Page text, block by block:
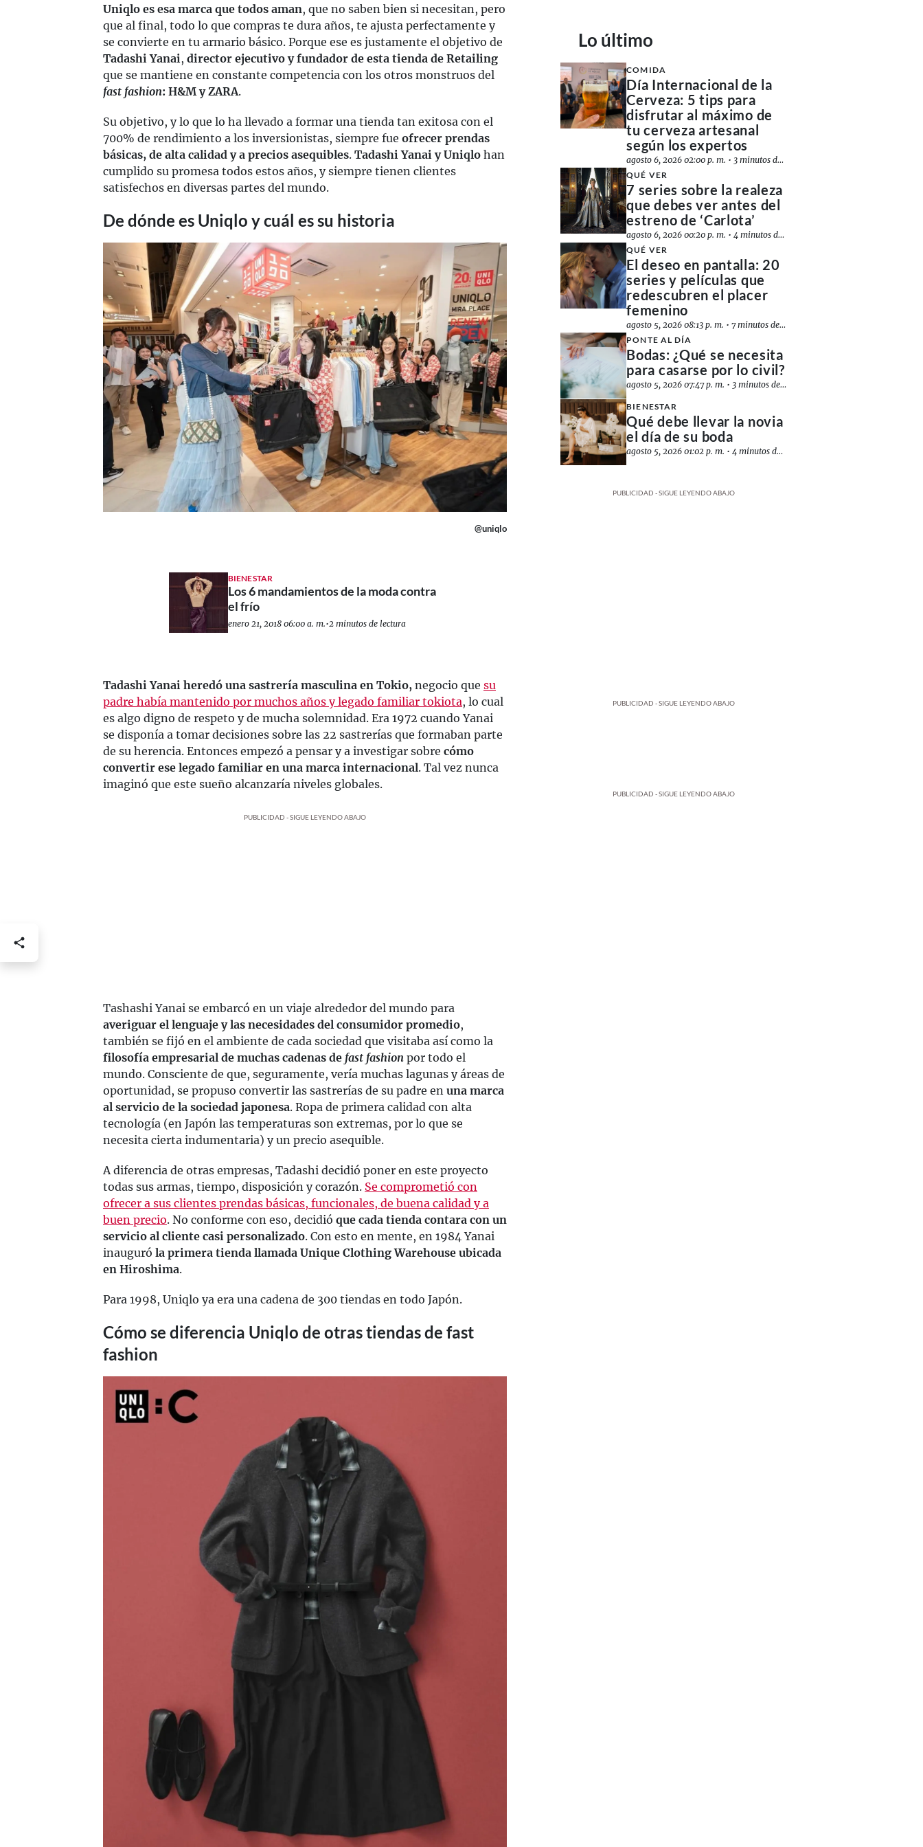
Uniqlo es esa marca que todos aman, que no saben bien si necesitan, pero
que al final, todo lo que compras te dura años, te ajusta perfectamente y
se convierte en tu armario básico. Porque ese es justamente el objetivo de
Tadashi Yanai, director ejecutivo y fundador de esta tienda de Retailing
que se mantiene en constante competencia con los otros monstruos del
fast fashion: H&M y ZARA.
Su objetivo, y lo que lo ha llevado a formar una tienda tan exitosa con el
700% de rendimiento a los inversionistas, siempre fue ofrecer prendas
básicas, de alta calidad y a precios asequibles. Tadashi Yanai y Uniqlo han
cumplido su promesa todos estos años, y siempre tienen clientes
satisfechos en diversas partes del mundo.
De dónde es Uniqlo y cuál es su historia
@uniqlo
BIENESTAR
Los 6 mandamientos de la moda contra
el frío
enero 21, 2018 06:00 a. m.•2 minutos de lectura
Tadashi Yanai heredó una sastrería masculina en Tokio, negocio que su
padre había mantenido por muchos años y legado familiar tokiota, lo cual
es algo digno de respeto y de mucha solemnidad. Era 1972 cuando Yanai
se disponía a tomar decisiones sobre las 22 sastrerías que formaban parte
de su herencia. Entonces empezó a pensar y a investigar sobre cómo
convertir ese legado familiar en una marca internacional. Tal vez nunca
imaginó que este sueño alcanzaría niveles globales.
PUBLICIDAD - SIGUE LEYENDO ABAJO
Tashashi Yanai se embarcó en un viaje alrededor del mundo para
averiguar el lenguaje y las necesidades del consumidor promedio,
también se fijó en el ambiente de cada sociedad que visitaba así como la
filosofía empresarial de muchas cadenas de fast fashion por todo el
mundo. Consciente de que, seguramente, vería muchas lagunas y áreas de
oportunidad, se propuso convertir las sastrerías de su padre en una marca
al servicio de la sociedad japonesa. Ropa de primera calidad con alta
tecnología (en Japón las temperaturas son extremas, por lo que se
necesita cierta indumentaria) y un precio asequible.
A diferencia de otras empresas, Tadashi decidió poner en este proyecto
todas sus armas, tiempo, disposición y corazón. Se comprometió con
ofrecer a sus clientes prendas básicas, funcionales, de buena calidad y a
buen precio. No conforme con eso, decidió que cada tienda contara con un
servicio al cliente casi personalizado. Con esto en mente, en 1984 Yanai
inauguró la primera tienda llamada Unique Clothing Warehouse ubicada
en Hiroshima.
Para 1998, Uniqlo ya era una cadena de 300 tiendas en todo Japón.
Cómo se diferencia Uniqlo de otras tiendas de fast
fashion
Lo último
COMIDA
Día Internacional de la
Cerveza: 5 tips para
disfrutar al máximo de
tu cerveza artesanal
según los expertos
agosto 6, 2026 02:00 p. m. • 3 minutos de lectura
QUÉ VER
7 series sobre la realeza
que debes ver antes del
estreno de ‘Carlota’
agosto 6, 2026 00:20 p. m. •4 minutos de lectura
QUÉ VER
El deseo en pantalla: 20
series y películas que
redescubren el placer
femenino
agosto 5, 2026 08:13 p. m. •7 minutos de lectura
PONTE AL DÍA
Bodas: ¿Qué se necesita
para casarse por lo civil?
agosto 5, 2026 07:47 p. m. • 3 minutos de lectura
BIENESTAR
Qué debe llevar la novia
el día de su boda
agosto 5, 2026 01:02 p. m. •4 minutos de lectura
PUBLICIDAD - SIGUE LEYENDO ABAJO
PUBLICIDAD - SIGUE LEYENDO ABAJO
PUBLICIDAD - SIGUE LEYENDO ABAJO